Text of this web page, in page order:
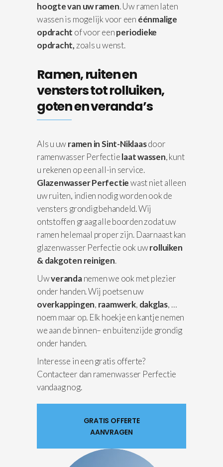
hoogte van uw ramen. Uw ramen laten
wassen is mogelijk voor een éénmalige
opdracht of voor eenperiodieke
opdracht, zoals u wenst.
Ramen, ruiten en
vensters tot rolluiken,
goten en veranda’s
Als u uwramen in Sint-Niklaasdoor
ramenwasser Perfectielaat wassen, kunt
u rekenen op een all-in service.
Glazenwasser Perfectiewast niet alleen
uw ruiten, indien nodig worden ook de
vensters grondig behandeld. Wij
ontstoffen graag alle boorden zodat uw
ramen helemaal proper zijn. Daarnaast kan
glazenwasser Perfectie ook uwrolluiken
& dakgoten reinigen.
Uwverandanemen we ook met plezier
onder handen. Wij poetsen uw
overkappingen, raamwerk, dakglas, …
noem maar op. Elk hoekje en kantje nemen
we aan de binnen– en buitenzijde grondig
onder handen.
Interesse in een gratis offerte?
Contacteer dan ramenwasser Perfectie
vandaag nog.
GRATIS OFFERTE
AANVRAGEN